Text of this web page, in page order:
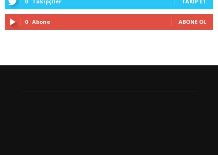
0 Abone ABONE OL